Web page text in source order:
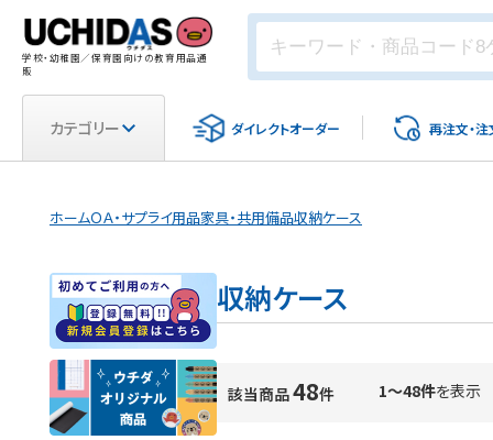
学校・幼稚園／保育園向けの教育用品通
販
カテゴリー ダイレクトオーダー 再注文・注
ホームＯＡ・サプライ用品家具・共用備品収納ケース
収納ケース
該当商品48件 1～48件を表示